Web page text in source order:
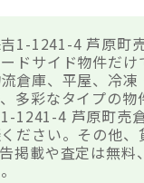
1-1241-4 芦原町
ドサイド物件だ
倉庫、平屋、冷
多彩なタイプの
1241-4 芦原町売
ださい。その他
掲載や査定は無